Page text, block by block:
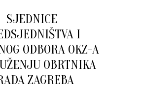
SJEDNICE
I
ODBORA OKZ-A
OBRTNIKA
ZAGREBA